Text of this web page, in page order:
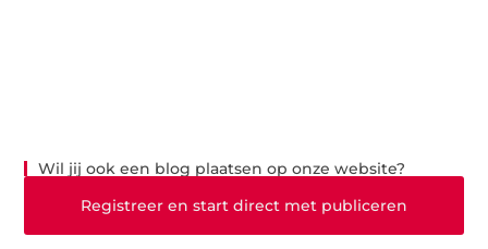
Wil jij ook een blog plaatsen op onze website?
Registreer en start direct met publiceren